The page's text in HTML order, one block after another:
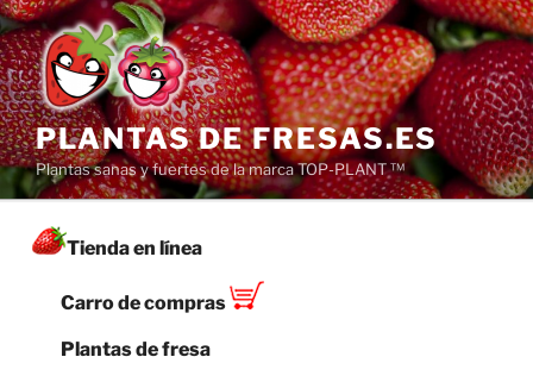
Saltar
al
contenido
PLANTAS DE FRESAS.ES
Plantas sanas y fuertes de la marca TOP-PLANT ™
Tienda en línea
Carro de compras
Plantas de fresa